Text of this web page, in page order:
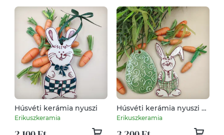
Húsvéti kerámia nyuszi
Erikuszkeramia
Húsvéti kerámia nyuszi és
tojás készletben
Erikuszkeramia